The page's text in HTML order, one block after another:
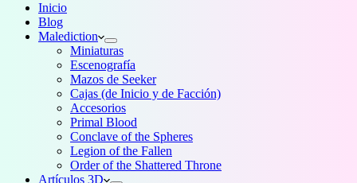
Inicio
Blog
Malediction
Miniaturas
Escenografía
Mazos de Seeker
Cajas (de Inicio y de Facción)
Accesorios
Primal Blood
Conclave of the Spheres
Legion of the Fallen
Order of the Shattered Throne
Artículos 3D